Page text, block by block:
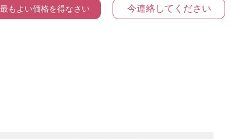
最もよい価格を得なさい 今連絡してください